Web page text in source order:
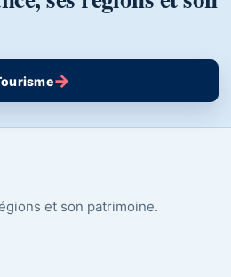
→
et son patrimoine.